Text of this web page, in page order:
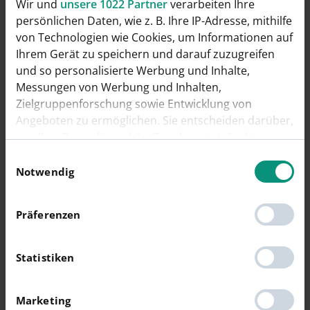
Wir und unsere 1022 Partnerverarbeiten Ihre
persönlichen Daten, wie z. B. Ihre IP-Adresse, mithilfe
von Technologien wie Cookies, um Informationen auf
Ihrem Gerät zu speichern und darauf zuzugreifen
und so personalisierte Werbung und Inhalte,
Messungen von Werbung und Inhalten,
Zielgruppenforschung sowie Entwicklung von
Angeboten zu ermöglichen. Sie entscheiden darüber,
wer Ihre Daten für welche Zwecke nutzt. Sie können
oder durch Klicken auf das Privacy Trigger Symbol
Wenn Sie es erlauben, würden wir auch gerne:
erfassen, welche bis auf einige Meter genau sein
bestimmten Merkmalen (Fingerprinting)
Notwendig
Präferenzen
Statistiken
Marketing
Preise ab 01. Juli 2026
Preise ab 01. April 2026
Preise ab 01. Januar 2026